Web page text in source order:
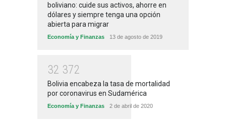
boliviano: cuide sus activos, ahorre en
dólares y siempre tenga una opción
abierta para migrar
Economía y Finanzas 13 de agosto de 2019
32 372
Bolivia encabeza la tasa de mortalidad
por coronavirus en Sudamérica
Economía y Finanzas 2 de abril de 2020